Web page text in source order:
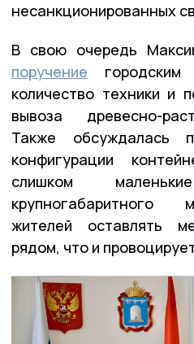
несанкционированных
В свою очередь
поручение городским
количество техники и
вывоза древесно-
Также обсуждалась
конфигурации
слишком
жителей оставлять
рядом, что и